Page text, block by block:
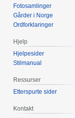
Fotosamlinger
Gårder i Norge
Ordforklaringer
Hjelp
Hjelpesider
Stilmanual
Ressurser
Etterspurte sider
Kontakt